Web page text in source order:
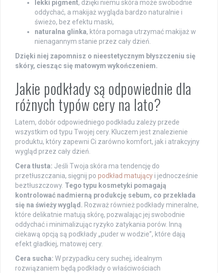
lekki pigment, dzięki niemu skóra może swobodnie
oddychać, a makijaż wygląda bardzo naturalnie i
świeżo, bez efektu maski,
naturalna glinka, która pomaga utrzymać makijaż w
nienagannym stanie przez cały dzień.
Dzięki niej zapomnisz o nieestetycznym błyszczeniu się
skóry, ciesząc się matowym wykończeniem.
Jakie podkłady są odpowiednie dla
różnych typów cery na lato?
Latem, dobór odpowiedniego podkładu zależy przede
wszystkim od typu Twojej cery. Kluczem jest znalezienie
produktu, który zapewni Ci zarówno komfort, jak i atrakcyjny
wygląd przez cały dzień.
Cera tłusta: Jeśli Twoja skóra ma tendencję do
przetłuszczania, sięgnij po podkład matujący i jednocześnie
beztłuszczowy. Tego typu kosmetyki pomagają
kontrolować nadmierną produkcję sebum, co przekłada
się na świeży wygląd. Rozważ również podkłady mineralne,
które delikatnie matują skórę, pozwalając jej swobodnie
oddychać i minimalizując ryzyko zatykania porów. Inną
ciekawą opcją są podkłady „puder w wodzie”, które dają
efekt gładkiej, matowej cery.
Cera sucha: W przypadku cery suchej, idealnym
rozwiązaniem będą podkłady o właściwościach